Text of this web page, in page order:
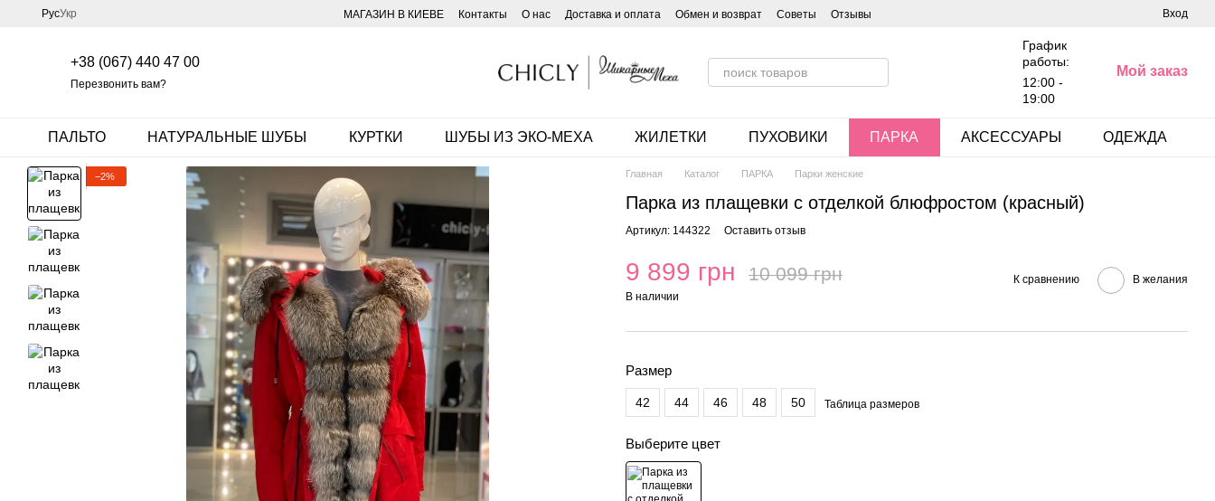
Перейти к основному контенту
РусУкр МАГАЗИН В КИЕВЕ Контакты О нас Доставка и оплата Обмен и возврат Советы Отзывы Вход
+38 (067) 440 47 00
Перезвонить вам?
График
работы:
12:00 -
19:00
Мой заказ
ПАЛЬТО НАТУРАЛЬНЫЕ ШУБЫ КУРТКИ ШУБЫ ИЗ ЭКО-МЕХА ЖИЛЕТКИ ПУХОВИКИ ПАРКА АКСЕССУАРЫ ОДЕЖДА
−2% Главная Каталог ПАРКА Парки женские
Парка из плащевки с отделкой блюфростом (красный)
Артикул: 144322 Оставить отзыв
9 899 грн 10 099 грн
В наличии
К сравнению В желания
Размер
42 44 46 48 50 Таблица размеров
Выберите цвет